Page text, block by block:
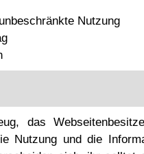
Nutzung
das
Nutzung und die